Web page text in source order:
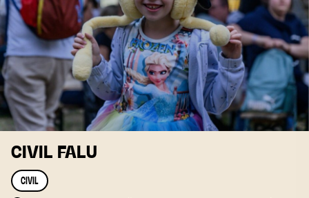
CIVIL FALU
CIVIL